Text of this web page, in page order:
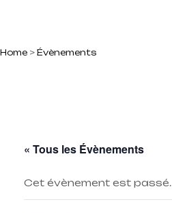
Home > Évènements
« Tous les Évènements
Cet évènement est passé.